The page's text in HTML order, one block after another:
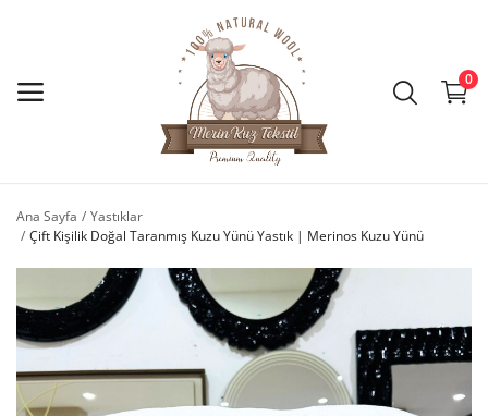
0
Ana Sayfa
İstek Listesi
İletişim
Blog
Ana Sayfa
Yastıklar
Çift Kişilik Doğal Taranmış Kuzu Yünü Yastık | Merinos Kuzu Yünü